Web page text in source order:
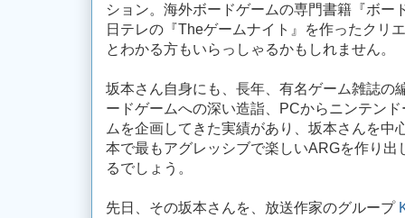
ション。海外ボードゲームの専門書籍『ボー
日テレの『Theゲームナイト』を作ったクリ
とわかる方もいらっしゃるかもしれません。
坂本さん自身にも、長年、有名ゲーム雑誌の
ードゲームへの深い造詣、PCからニンテン
ムを企画してきた実績があり、坂本さんを中
本で最もアグレッシブで楽しいARGを作り出
るでしょう。
先日、その坂本さんを、放送作家のグループ